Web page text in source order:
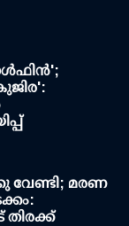
വേണ്ടി; മരണ
തിരക്ക്